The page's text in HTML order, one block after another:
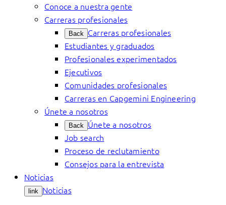
Conoce a nuestra gente
Carreras profesionales
Back Carreras profesionales
Estudiantes y graduados
Profesionales experimentados
Ejecutivos
Comunidades profesionales
Carreras en Capgemini Engineering
Únete a nosotros
Back Únete a nosotros
Job search
Proceso de reclutamiento
Consejos para la entrevista
Noticias
link Noticias